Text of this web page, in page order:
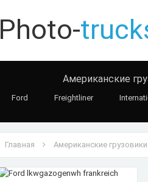
Photo-
Американские
Ford Freightliner
Главная Американские грузовики